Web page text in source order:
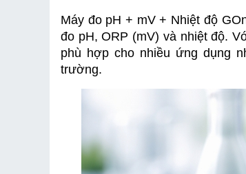
Máy đo pH + mV + Nhiệt độ
đo pH, ORP (mV) và nhiệt độ.
phù hợp cho nhiều ứng dụng
trường.